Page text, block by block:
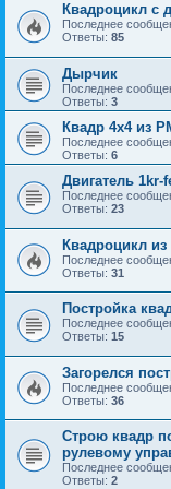
Квадроцикл с
Последнее
Ответы: 85
Дырчик
Последнее
Ответы: 3
Квадр 4х4 из
Последнее
Ответы: 6
Двигатель 1kr-
Последнее
Ответы: 23
Квадроцикл
Последнее
Ответы: 31
Постройка
Последнее
Ответы: 15
Загорелся
Последнее
Ответы: 36
Строю квадр
рулевому
Последнее
Ответы: 2